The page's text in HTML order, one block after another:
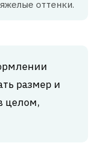
оттенки.
размер и
целом,